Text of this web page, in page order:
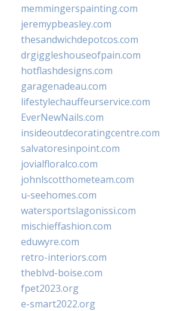
memmingerspainting.com
jeremypbeasley.com
thesandwichdepotcos.com
drgiggleshouseofpain.com
hotflashdesigns.com
garagenadeau.com
lifestylechauffeurservice.com
EverNewNails.com
insideoutdecoratingcentre.com
salvatoresinpoint.com
jovialfloralco.com
johnlscotthometeam.com
u-seehomes.com
watersportslagonissi.com
mischieffashion.com
eduwyre.com
retro-interiors.com
theblvd-boise.com
fpet2023.org
e-smart2022.org